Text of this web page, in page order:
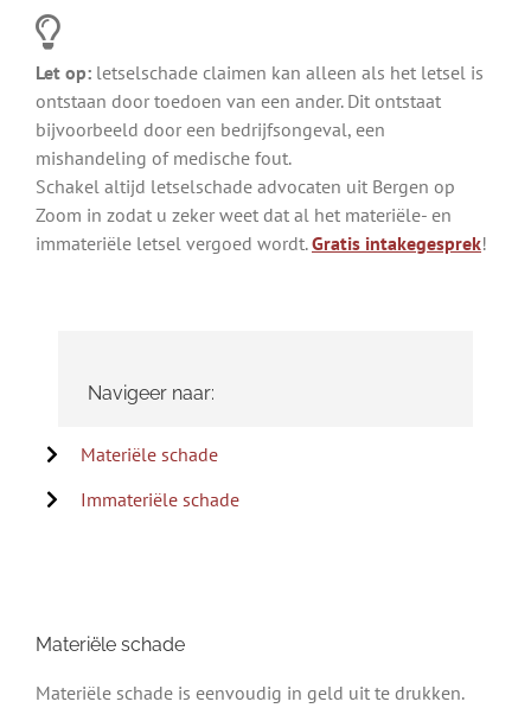
Let op: letselschade claimen kan alleen als het letsel is
ontstaan door toedoen van een ander. Dit ontstaat
bijvoorbeeld door een bedrijfsongeval, een
mishandeling of medische fout.
Schakel altijd letselschade advocaten uit Bergen op
Zoom in zodat u zeker weet dat al het materiële- en
immateriële letsel vergoed wordt.Gratis intakegesprek!
Navigeer naar:
Materiële schade
Immateriële schade
Materiële schade
Materiële schade is eenvoudig in geld uit te drukken.